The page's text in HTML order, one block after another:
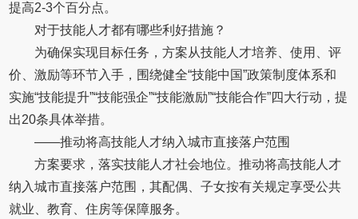
提高2-3个百分点。
对于技能人才都有哪些利好措施？
为确保实现目标任务，方案从技能人才培养、使用、评
价、激励等环节入手，围绕健全“技能中国”政策制度体系和
实施“技能提升”“技能强企”“技能激励”“技能合作”四大行动，提
出20条具体举措。
——推动将高技能人才纳入城市直接落户范围
方案要求，落实技能人才社会地位。推动将高技能人才
纳入城市直接落户范围，其配偶、子女按有关规定享受公共
就业、教育、住房等保障服务。